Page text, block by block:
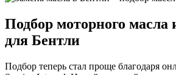
Подбор моторного масла
для Бентли
Подбор теперь стал проще благодаря